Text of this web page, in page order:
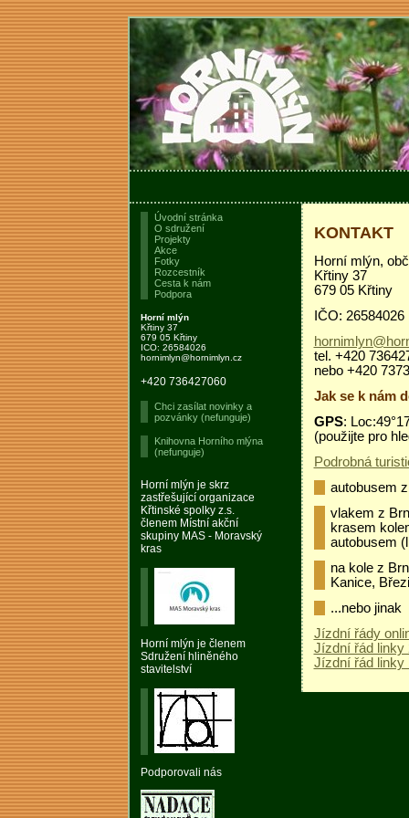
Úvodní stránka
O sdružení
Projekty
Akce
Fotky
Rozcestník
Cesta k nám
Podpora
Horní mlýn
Křtiny 37
679 05 Křtiny
ICO: 26584026
hornimlyn@hornimlyn.cz
+420 736427060
Chci zasílat novinky a
pozvánky (nefunguje)
Knihovna Horního mlýna
(nefunguje)
Horní mlýn je skrz
zastřešující organizace
Křtinské spolky z.s.
členem Místní akční
skupiny MAS - Moravský
kras
Horní mlýn je členem
Sdružení hliněného
stavitelství
Podporovali nás
KONTAKT
Horní mlýn,
Křtiny 37
679 05 Křtiny
IČO: 26584026
tel. +420
nebo +420
Jak se k nám
GPS:
(použijte pro
Podrobná
autobusem
vlakem z
krasem
autobusem
na kole z
Kanice,
...nebo jinak
Jízdní řády
Jízdní řád linky
Jízdní řád linky